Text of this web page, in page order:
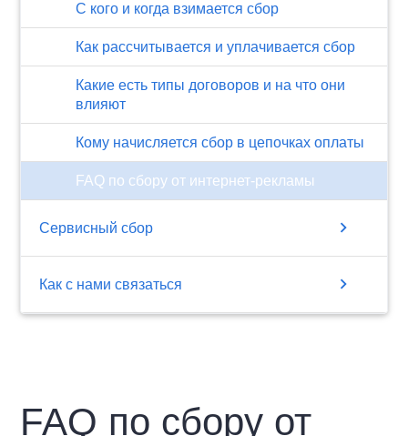
С кого и когда взимается сбор
Как рассчитывается и уплачивается сбор
Какие есть типы договоров и на что они
влияют
Кому начисляется сбор в цепочках оплаты
FAQ по сбору от интернет-рекламы
Сервисный сбор chevron_right
Как с нами связаться chevron_right
FAQ по сбору от